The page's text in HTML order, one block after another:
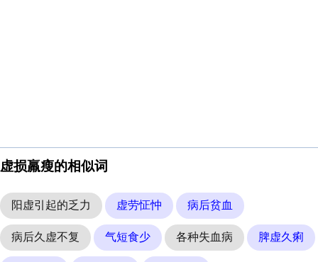
虚损羸瘦的相似词
阳虚引起的乏力 虚劳怔忡 病后贫血
病后久虚不复 气短食少 各种失血病 脾虚久痢